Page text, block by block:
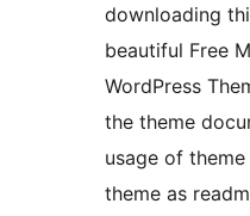
downloading
beautiful Free
WordPress
the theme
usage of
theme as